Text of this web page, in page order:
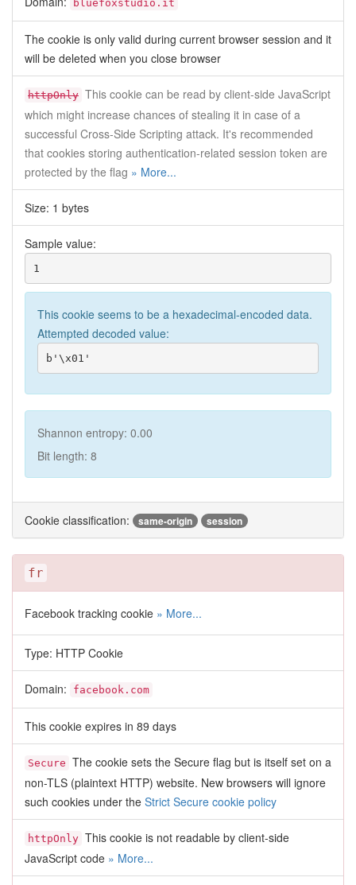
bluefoxstudio.it
The cookie is only valid during current browser session and it
will be deleted when you close browser
httpOnly This cookie can be read by client-side JavaScript
which might increase chances of stealing it in case of a
successful Cross-Side Scripting attack. It's recommended
that cookies storing authentication-related session token are
protected by the flag » More...
Size: 1 bytes
Sample value:
1
This cookie seems to be a hexadecimal-encoded data.
Attempted decoded value:
b'\x01'
Shannon entropy: 0.00
Bit length: 8
Cookie classification: same-origin session
fr
Facebook tracking cookie » More...
Type: HTTP Cookie
Domain: facebook.com
This cookie expires in 89 days
Secure The cookie sets the Secure flag but is itself set on a
non-TLS (plaintext HTTP) website. New browsers will ignore
such cookies under the Strict Secure cookie policy
httpOnly This cookie is not readable by client-side
JavaScript code » More...